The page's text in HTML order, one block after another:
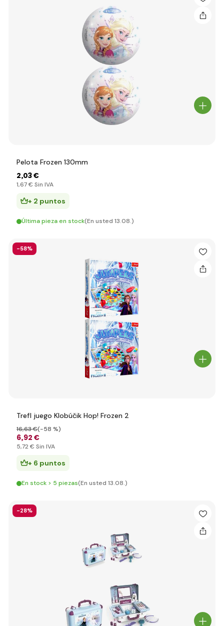
Pelota Frozen 130mm
2,03 €
1,67 € Sin IVA
+ 2 puntos
Última pieza en stock(En usted 13.08.)
-58%
Trefl juego Klobúčik Hop! Frozen 2
6,92 €
16,63 €(-58 %)
5,72 € Sin IVA
+ 6 puntos
En stock > 5 piezas(En usted 13.08.)
-28%